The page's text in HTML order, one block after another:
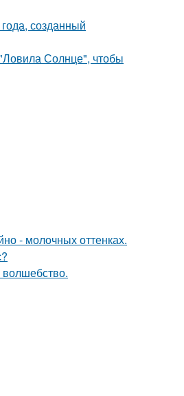
созданный
Солнце", чтобы
- молочных оттенках.